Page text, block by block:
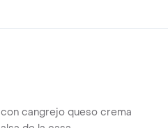
con cangrejo queso crema